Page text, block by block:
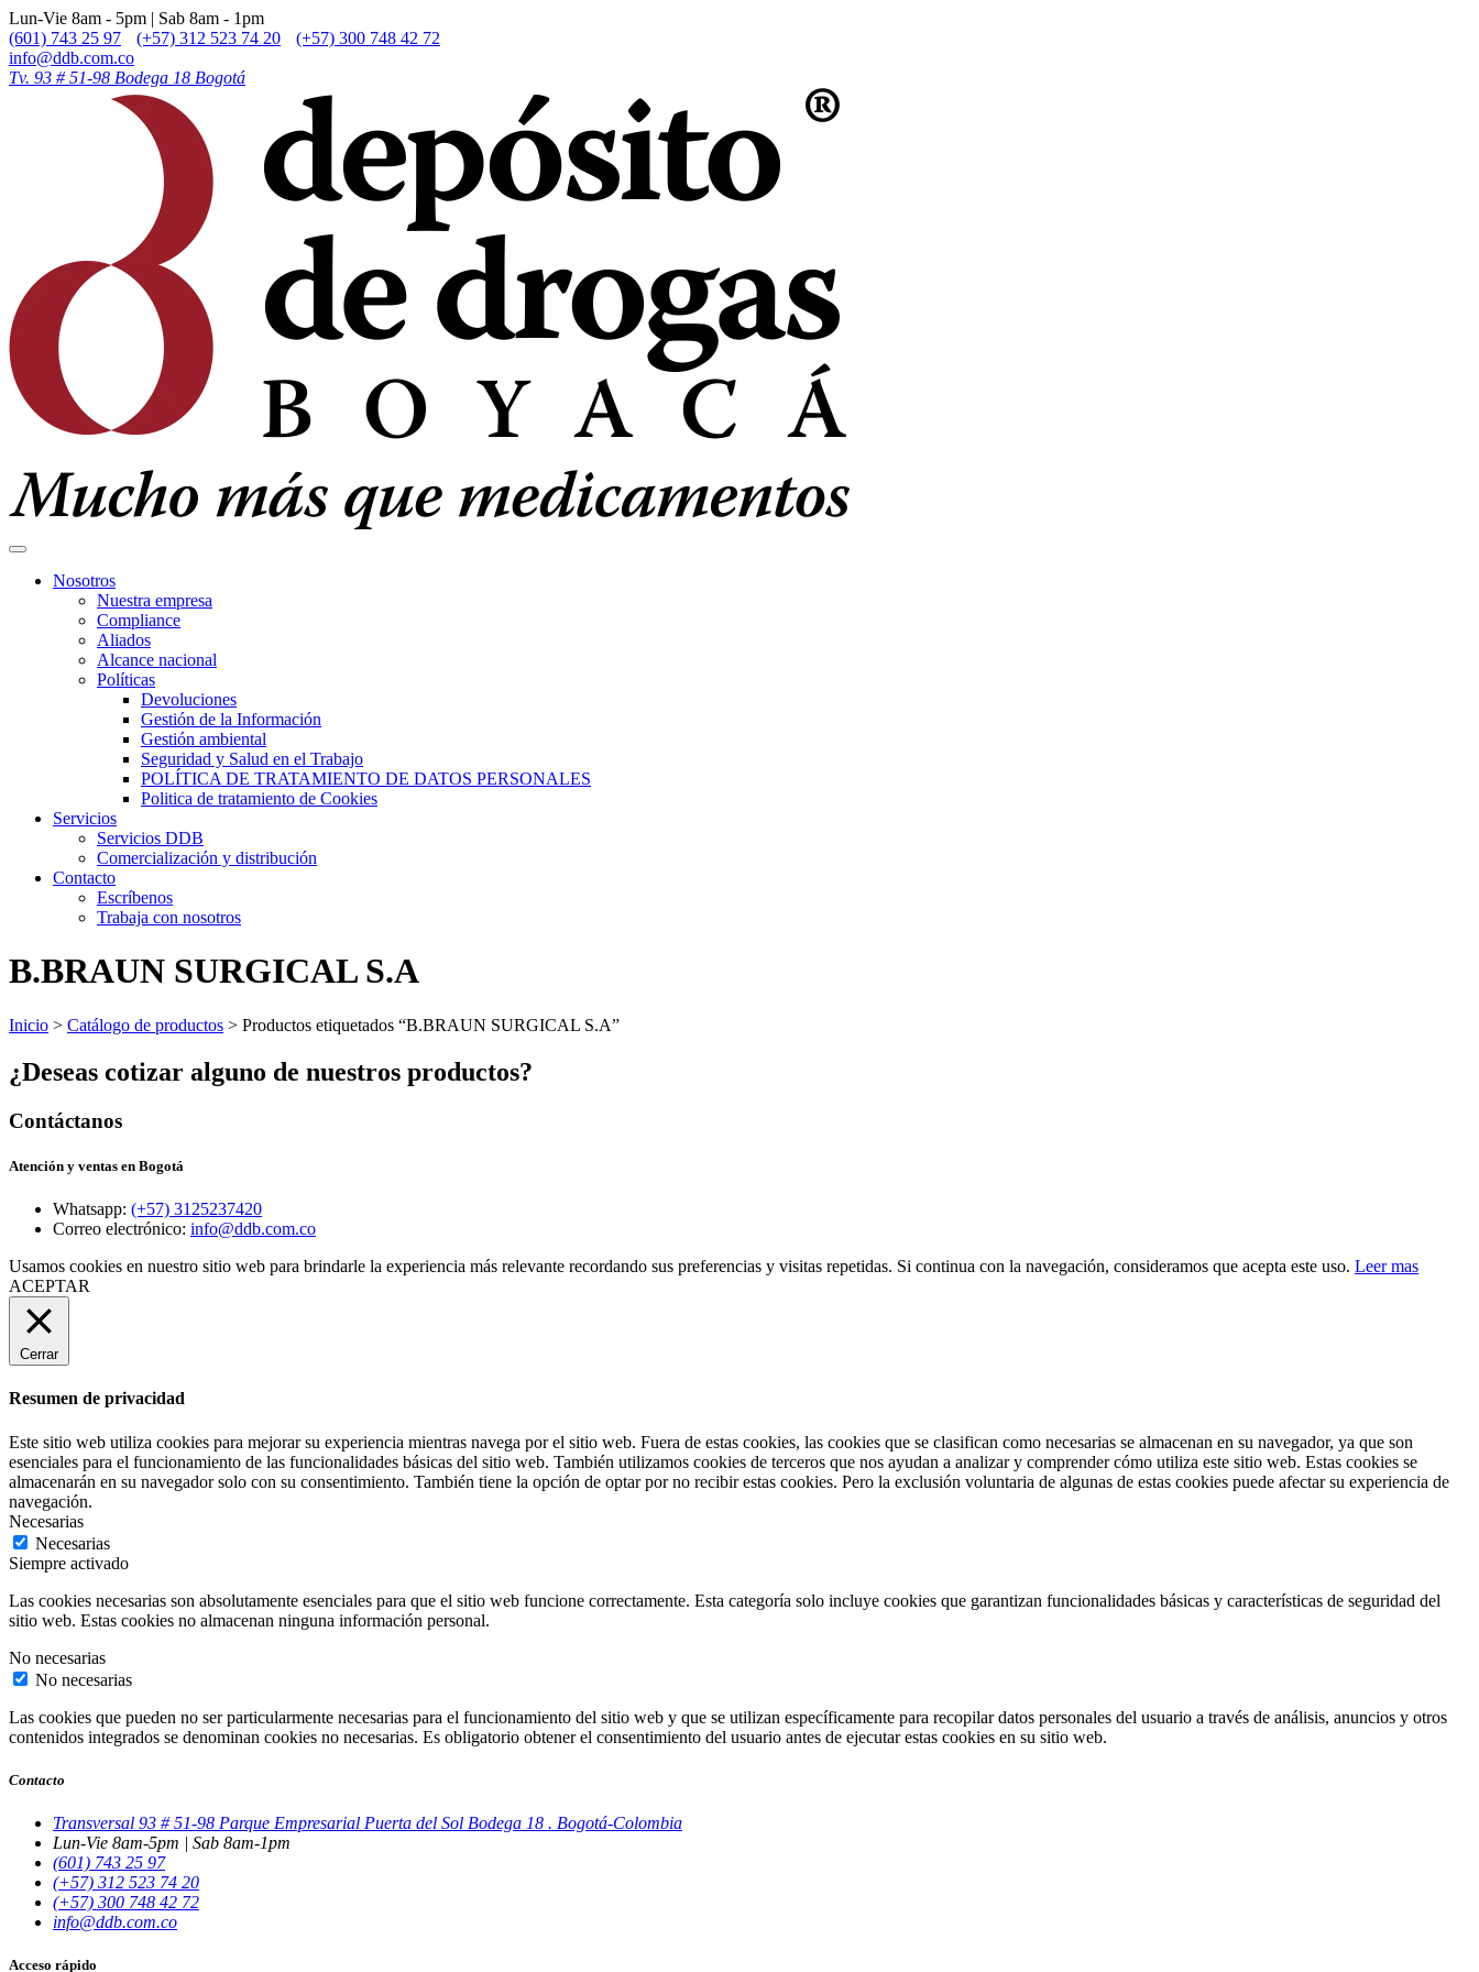
Lun-Vie 8am - 5pm | Sab 8am - 1pm
(601) 743 25 97
(+57) 312 523 74 20
(+57) 300 748 42 72
info@ddb.com.co
Tv. 93 # 51-98 Bodega 18 Bogotá
Nosotros
Nuestra empresa
Compliance
Aliados
Alcance nacional
Políticas
Devoluciones
Gestión de la Información
Gestión ambiental
Seguridad y Salud en el Trabajo
POLÍTICA DE TRATAMIENTO DE DATOS PERSONALES
Politica de tratamiento de Cookies
Servicios
Servicios DDB
Comercialización y distribución
Contacto
Escríbenos
Trabaja con nosotros
B.BRAUN SURGICAL S.A
Inicio > Catálogo de productos > Productos etiquetados “B.BRAUN SURGICAL S.A”
¿Deseas cotizar alguno de nuestros productos?
Contáctanos
Atención y ventas en Bogotá
Whatsapp: (+57) 3125237420
Correo electrónico: info@ddb.com.co
Usamos cookies en nuestro sitio web para brindarle la experiencia más relevante recordando sus preferencias y visitas repetidas. Si continua con la navegación, consideramos que acepta este uso. Leer mas
ACEPTAR
Cerrar
Resumen de privacidad
Este sitio web utiliza cookies para mejorar su experiencia mientras navega por el sitio web. Fuera de estas cookies, las cookies que se clasifican como necesarias se almacenan en su navegador, ya que son
esenciales para el funcionamiento de las funcionalidades básicas del sitio web. También utilizamos cookies de terceros que nos ayudan a analizar y comprender cómo utiliza este sitio web. Estas cookies se
almacenarán en su navegador solo con su consentimiento. También tiene la opción de optar por no recibir estas cookies. Pero la exclusión voluntaria de algunas de estas cookies puede afectar su experiencia de
navegación.
Necesarias
Necesarias
Siempre activado
Las cookies necesarias son absolutamente esenciales para que el sitio web funcione correctamente. Esta categoría solo incluye cookies que garantizan funcionalidades básicas y características de seguridad del
sitio web. Estas cookies no almacenan ninguna información personal.
No necesarias
No necesarias
Las cookies que pueden no ser particularmente necesarias para el funcionamiento del sitio web y que se utilizan específicamente para recopilar datos personales del usuario a través de análisis, anuncios y otros
contenidos integrados se denominan cookies no necesarias. Es obligatorio obtener el consentimiento del usuario antes de ejecutar estas cookies en su sitio web.
Contacto
Transversal 93 # 51-98 Parque Empresarial Puerta del Sol Bodega 18 . Bogotá-Colombia
Lun-Vie 8am-5pm | Sab 8am-1pm
(601) 743 25 97
(+57) 312 523 74 20
(+57) 300 748 42 72
info@ddb.com.co
Acceso rápido